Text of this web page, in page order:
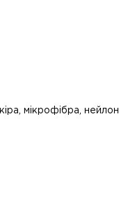
мікрофібра, нейлон.